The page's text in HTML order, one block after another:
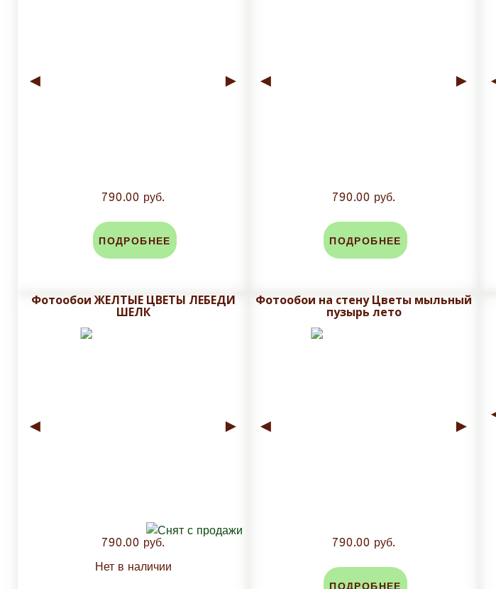
◄ ►
790.00 руб.
ПОДРОБНЕЕ
◄ ►
790.00 руб.
ПОДРОБНЕЕ
Фотообои ЖЕЛТЫЕ ЦВЕТЫ ЛЕБЕДИ
ШЕЛК
◄ ►
790.00 руб.
Нет в наличии
Фотообои на стену Цветы мыльный
пузырь лето
◄ ►
790.00 руб.
ПОДРОБНЕЕ